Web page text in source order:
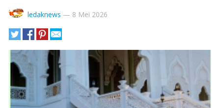
ledaknews — 8 Mei 2026